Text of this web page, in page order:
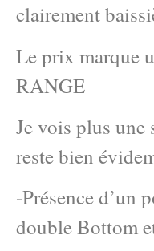
clairement
Le prix marque
RANGE
Je vois plus une
reste bien
-Présence d’un
double Bottom